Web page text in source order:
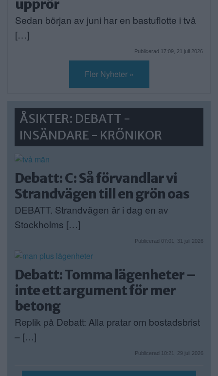
upprör
Sedan början av juni har en bastuflotte i två
[…]
Publicerad 17:09, 21 juli 2026
Fler Nyheter »
ÅSIKTER: DEBATT -
INSÄNDARE - KRÖNIKOR
Debatt: C: Så förvandlar vi
Strandvägen till en grön oas
DEBATT. Strandvägen är i dag en av
Stockholms […]
Publicerad 07:01, 31 juli 2026
Debatt: Tomma lägenheter –
inte ett argument för mer
betong
Replik på Debatt: Alla pratar om bostadsbrist
– […]
Publicerad 10:21, 29 juli 2026